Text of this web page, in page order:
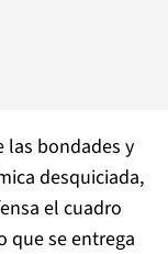
las bondades y
desquiciada,
el cuadro
que se entrega